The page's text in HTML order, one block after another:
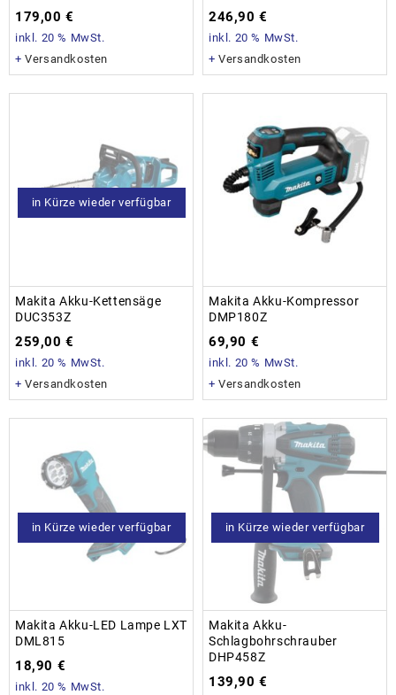
179,00€
inkl. 20 % MwSt.
+Versandkosten
246,90€
inkl. 20 % MwSt.
+Versandkosten
in Kürze wieder verfügbar
Makita Akku-Kettensäge
DUC353Z
259,00€
inkl. 20 % MwSt.
+Versandkosten
Makita Akku-Kompressor
DMP180Z
69,90 €
inkl. 20 % MwSt.
+Versandkosten
in Kürze wieder verfügbar
Makita Akku-LED Lampe LXT
DML815
18,90 €
inkl. 20 % MwSt.
in Kürze wieder verfügbar
Makita Akku-
Schlagbohrschrauber
DHP458Z
139,90€